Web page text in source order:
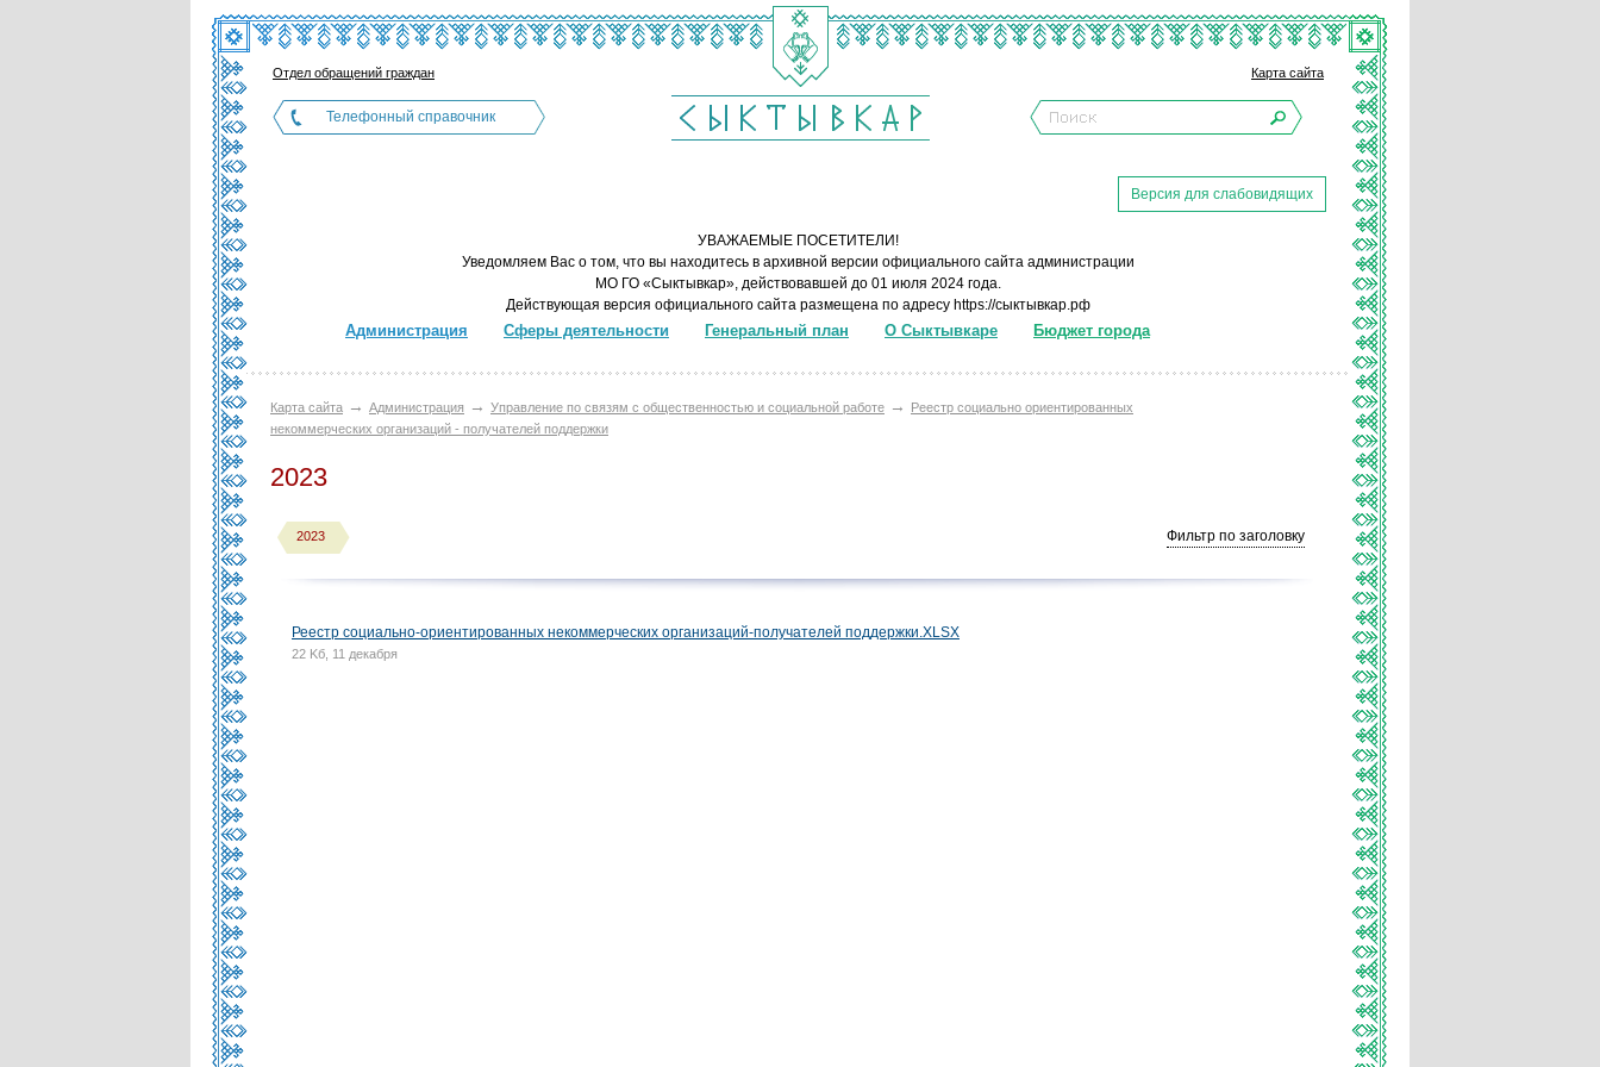
Отдел обращений граждан
Телефонный справочник
Карта сайта
Версия для слабовидящих
УВАЖАЕМЫЕ ПОСЕТИТЕЛИ!
Уведомляем Вас о том, что вы находитесь в архивной версии официального сайта администрации
МО ГО «Сыктывкар», действовавшей до 01 июля 2024 года.
Действующая версия официального сайта размещена по адресу https://сыктывкар.рф
Администрация Сферы деятельности Генеральный план О Сыктывкаре Бюджет города
Карта сайта → Администрация → Управление по связям с общественностью и социальной работе →
Реестр социально ориентированных
некоммерческих организаций - получателей поддержки
2023
Фильтр по заголовку
2023
Реестр социально-ориентированных некоммерческих организаций-получателей поддержки.XLSX
22 Kб, 11 декабря